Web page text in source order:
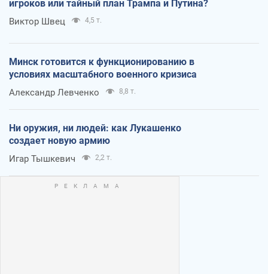
игроков или тайный план Трампа и Путина?
Виктор Швец 4,5 т.
Минск готовится к функционированию в
условиях масштабного военного кризиса
Александр Левченко 8,8 т.
Ни оружия, ни людей: как Лукашенко
создает новую армию
Игар Тышкевич 2,2 т.